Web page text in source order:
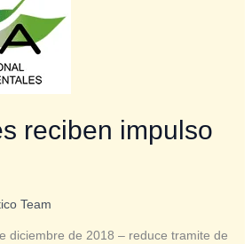
reciben impulso
Team
diciembre de 2018 – reduce tramite de